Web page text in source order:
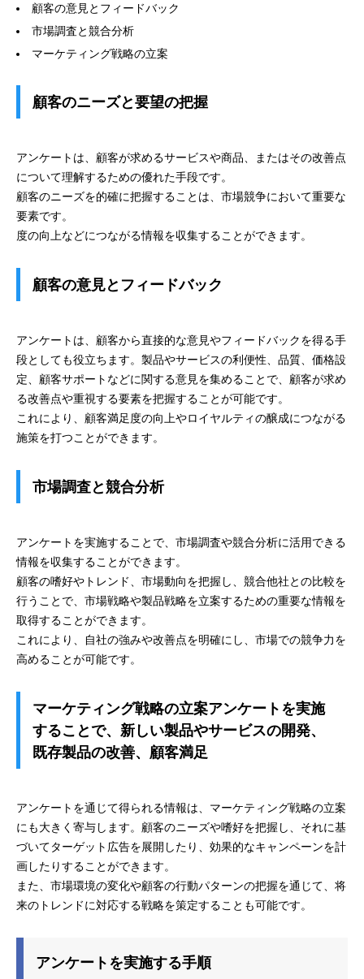
顧客の意見とフィードバック
市場調査と競合分析
マーケティング戦略の立案
顧客のニーズと要望の把握
アンケートは、顧客が求めるサービスや商品、またはその改善点
について理解するための優れた手段です。
顧客のニーズを的確に把握することは、市場競争において重要な
要素です。
度の向上などにつながる情報を収集することができます。
顧客の意見とフィードバック
アンケートは、顧客から直接的な意見やフィードバックを得る手
段としても役立ちます。製品やサービスの利便性、品質、価格設
定、顧客サポートなどに関する意見を集めることで、顧客が求め
る改善点や重視する要素を把握することが可能です。
これにより、顧客満足度の向上やロイヤルティの醸成につながる
施策を打つことができます。
市場調査と競合分析
アンケートを実施することで、市場調査や競合分析に活用できる
情報を収集することができます。
顧客の嗜好やトレンド、市場動向を把握し、競合他社との比較を
行うことで、市場戦略や製品戦略を立案するための重要な情報を
取得することができます。
これにより、自社の強みや改善点を明確にし、市場での競争力を
高めることが可能です。
マーケティング戦略の立案アンケートを実施
することで、新しい製品やサービスの開発、
既存製品の改善、顧客満足
アンケートを通じて得られる情報は、マーケティング戦略の立案
にも大きく寄与します。顧客のニーズや嗜好を把握し、それに基
づいてターゲット広告を展開したり、効果的なキャンペーンを計
画したりすることができます。
また、市場環境の変化や顧客の行動パターンの把握を通じて、将
来のトレンドに対応する戦略を策定することも可能です。
アンケートを実施する手順